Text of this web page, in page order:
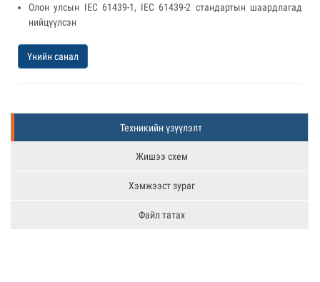
Олон улсын IEC 61439-1, IEC 61439-2 стандартын шаардлагад
нийцүүлсэн
Үнийн санал
Техникийн үзүүлэлт
Жишээ схем
Хэмжээст зураг
Файл татах